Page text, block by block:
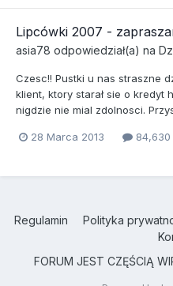
Lipcówki 2007 -
asia78 odpowiedział(a) na
Czesc!! Pustki u nas straszne
klient, ktory starał sie o kredyt
nigdzie nie mial zdolnosci.
28 Marca 2013
Regulamin Polityka
FORUM JEST CZĘŚCIĄ